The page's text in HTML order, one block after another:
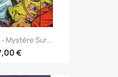
- Mystère Sur...
€